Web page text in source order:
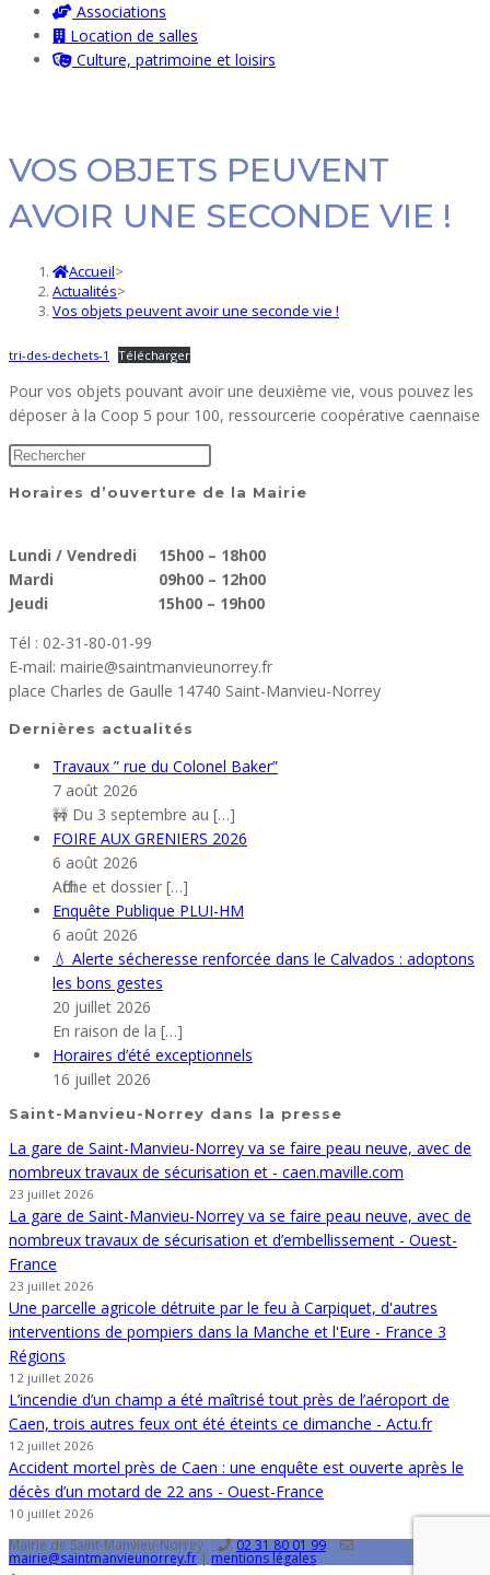
Associations
Location de salles
Culture, patrimoine et loisirs
VOS OBJETS PEUVENT
AVOIR UNE SECONDE VIE !
Accueil>
Actualités>
Vos objets peuvent avoir une seconde vie !
tri-des-dechets-1 Télécharger
Pour vos objets pouvant avoir une deuxième vie, vous pouvez les
déposer à la Coop 5 pour 100, ressourcerie coopérative caennaise
Horaires d’ouverture de la Mairie
Lundi / Vendredi 15h00 – 18h00
Mardi 09h00 – 12h00
Jeudi 15h00 – 19h00
Tél : 02-31-80-01-99
E-mail: mairie@saintmanvieunorrey.fr
place Charles de Gaulle 14740 Saint-Manvieu-Norrey
Dernières actualités
Travaux ” rue du Colonel Baker”
7 août 2026
🚧 Du 3 septembre au […]
FOIRE AUX GRENIERS 2026
6 août 2026
Affiche et dossier […]
Enquête Publique PLUI-HM
6 août 2026
💧 Alerte sécheresse renforcée dans le Calvados : adoptons
les bons gestes
20 juillet 2026
En raison de la […]
Horaires d’été exceptionnels
16 juillet 2026
Saint-Manvieu-Norrey dans la presse
La gare de Saint-Manvieu-Norrey va se faire peau neuve, avec de
nombreux travaux de sécurisation et - caen.maville.com
23 juillet 2026
La gare de Saint-Manvieu-Norrey va se faire peau neuve, avec de
nombreux travaux de sécurisation et d’embellissement - Ouest-
France
23 juillet 2026
Une parcelle agricole détruite par le feu à Carpiquet, d'autres
interventions de pompiers dans la Manche et l'Eure - France 3
Régions
12 juillet 2026
L’incendie d’un champ a été maîtrisé tout près de l’aéroport de
Caen, trois autres feux ont été éteints ce dimanche - Actu.fr
12 juillet 2026
Accident mortel près de Caen : une enquête est ouverte après le
décès d’un motard de 22 ans - Ouest-France
10 juillet 2026
Mairie de Saint-Manvieu-Norrey 02 31 80 01 99
mairie@saintmanvieunorrey.fr| mentions légales